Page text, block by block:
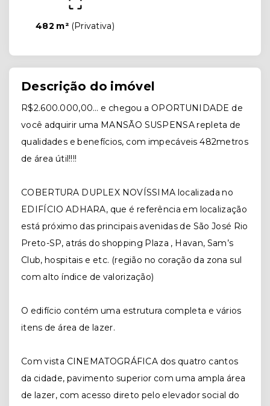
482 m² (Privativa)
Descrição do imóvel
R$2.600.000,00… e chegou a OPORTUNIDADE de
você adquirir uma MANSÃO SUSPENSA repleta de
qualidades e benefícios, com impecáveis 482metros
de área útil!!!!
COBERTURA DUPLEX NOVÍSSIMA localizada no
EDIFÍCIO ADHARA, que é referência em localização
está próximo das principais avenidas de São José Rio
Preto-SP, atrás do shopping Plaza , Havan, Sam’s
Club, hospitais e etc. (região no coração da zona sul
com alto índice de valorização)
O edifício contém uma estrutura completa e vários
itens de área de lazer.
Com vista CINEMATOGRÁFICA dos quatro cantos
da cidade, pavimento superior com uma ampla área
de lazer, com acesso direto pelo elevador social do